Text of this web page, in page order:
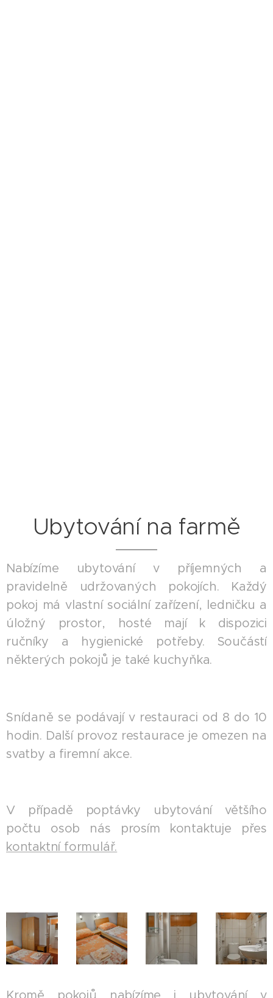
Ubytování na farmě
Nabízíme ubytování v příjemných a
pravidelně udržovaných pokojích. Každý
pokoj má vlastní sociální zařízení, ledničku a
úložný prostor, hosté mají k dispozici
ručníky a hygienické potřeby. Součástí
některých pokojů je také kuchyňka.
Snídaně se podávají v restauraci od 8 do 10
hodin. Další provoz restaurace je omezen na
svatby a firemní akce.
V případě poptávky ubytování většího
počtu osob nás prosím kontaktuje přes
kontaktní formulář.
Kromě pokojů nabízíme i ubytování v